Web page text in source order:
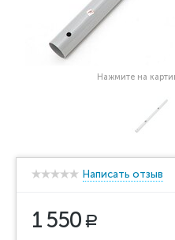
Нажмите на
Написать отзыв
1 550 Р